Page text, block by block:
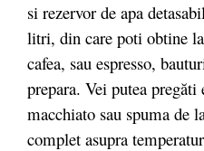
si rezervor de apa
litri, din care poti obtine
cafea, sau espresso,
prepara. Vei putea pregăti
macchiato sau spuma de
complet asupra